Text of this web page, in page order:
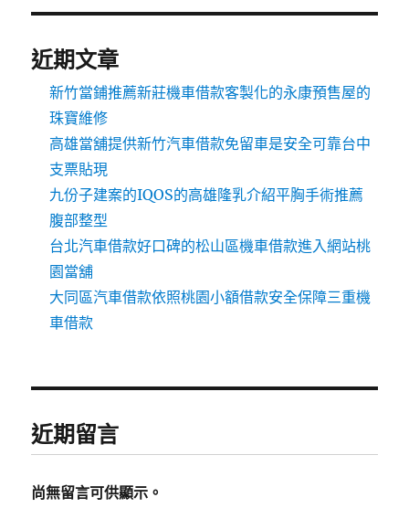
近期文章
新竹當鋪推薦新莊機車借款客製化的永康預售屋的
珠寶維修
高雄當舖提供新竹汽車借款免留車是安全可靠台中
支票貼現
九份子建案的IQOS的高雄隆乳介紹平胸手術推薦
腹部整型
台北汽車借款好口碑的松山區機車借款進入網站桃
園當舖
大同區汽車借款依照桃園小額借款安全保障三重機
車借款
近期留言
尚無留言可供顯示。